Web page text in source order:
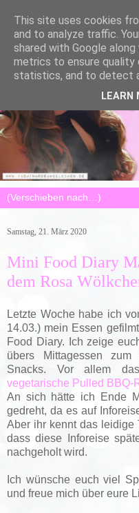
Samstag, 21. März 2020
Mini Food Diary
dem Rosa
Letzte Woche habe ich
14.03.) mein Essen
Food Diary. Ich zeige
übers Mittagessen
Snacks. Vor allem
vegetarische Pulled BBQ-
An sich hätte ich Ende
gedreht, da es auf
Aber ihr kennt das leidige
dass diese Inforeise
nachgeholt wird.
Ich wünsche euch viel
und freue mich über eure
This site uses cookies
and to analyze traffic.
shared with Google
metrics to ensure quality
statistics, and to detect
LEARN